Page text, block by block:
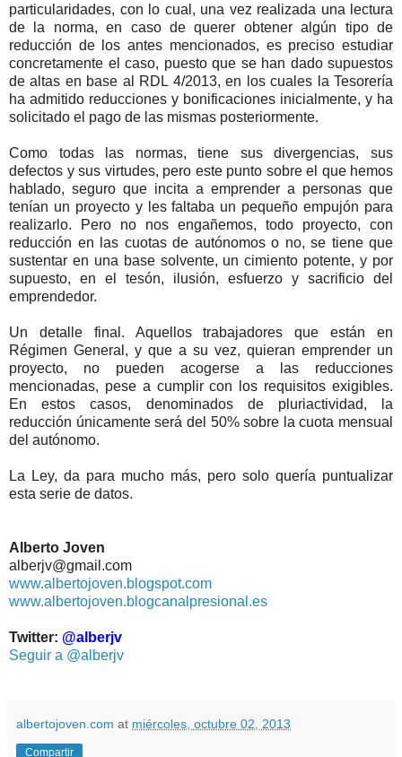
particularidades, con lo cual, una vez realizada una lectura
de la norma, en caso de querer obtener algún tipo de
reducción de los antes mencionados, es preciso estudiar
concretamente el caso, puesto que se han dado supuestos
de altas en base al RDL 4/2013, en los cuales la Tesorería
ha admitido reducciones y bonificaciones inicialmente, y ha
solicitado el pago de las mismas posteriormente.
Como todas las normas, tiene sus divergencias, sus
defectos y sus virtudes, pero este punto sobre el que hemos
hablado, seguro que incita a emprender a personas que
tenían un proyecto y les faltaba un pequeño empujón para
realizarlo. Pero no nos engañemos, todo proyecto, con
reducción en las cuotas de autónomos o no, se tiene que
sustentar en una base solvente, un cimiento potente, y por
supuesto, en el tesón, ilusión, esfuerzo y sacrificio del
emprendedor.
Un detalle final. Aquellos trabajadores que están en
Régimen General, y que a su vez, quieran emprender un
proyecto, no pueden acogerse a las reducciones
mencionadas, pese a cumplir con los requisitos exigibles.
En estos casos, denominados de pluriactividad, la
reducción únicamente será del 50% sobre la cuota mensual
del autónomo.
La Ley, da para mucho más, pero solo quería puntualizar
esta serie de datos.
Alberto Joven
alberjv@gmail.com
www.albertojoven.blogspot.com
www.albertojoven.blogcanalpresional.es
Twitter: @alberjv
Seguir a @alberjv
albertojoven.com at miércoles, octubre 02, 2013
Compartir